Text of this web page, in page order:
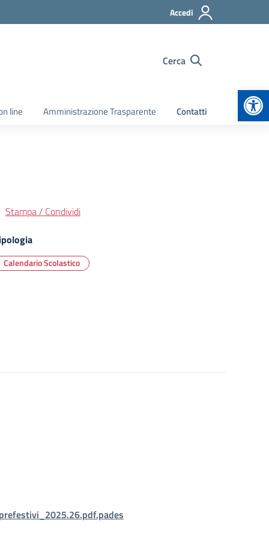
Accedi
Cerca
line Amministrazione Trasparente Contatti
Stampa / Condividi
Calendario Scolastico